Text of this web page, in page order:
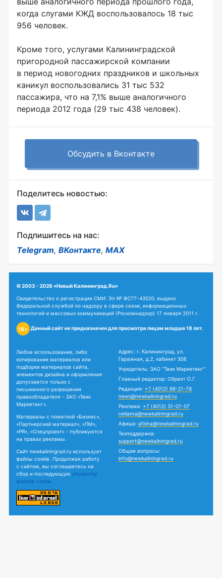
когда слугами КЖД воспользовалось 18 тыс
956 человек.
Кроме того, услугами Калининградской
пригородной пассажирской компании
в период новогодних праздников и школьных
каникул воспользовались 31 тыс 532
пассажира, что на 7,1% выше аналогичного
периода 2012 года (29 тыс 438 человек).
Обсудить в Вконтакте
Поделитесь новостью:
Подпишитесь на нас:
Telegram, ВКонтакте, MAX
© 2003 - 2026 «Новый Калининград.Ru»
Свидетельство о регистрации СМИ: Эл № ФС77-43520, выдано
Федеральной службой по надзору в сфере связи, информационных
технологий и массовых коммуникаций (Роскомнадзор) 17 января 2011 г.
18+ Данный сайт не предназначен для просмотра лицам младше 18 лет.
Любое использование, либо
копирование материалов или
подборки материалов сайта,
элементов дизайна и оформления
допускается только с
письменного разрешения
правообладателя - ЗАО «Твик
Маркетинг».
Материалы с пометкой «Бизнес»,
«Партнерский материал», «ПМ»,
«PR», «Спецпроект» - публикуются
на правах рекламы.
Сайт newkaliningrad.ru использует
файлы cookie. Продолжая работу
с сайтом, вы соглашаетесь на
сбор и последующую обработку
файлов cookie.
Адрес: г. Калининград, ул.
Гаражная, д.2, кабинет 308
Учредитель: ЗАО "Твик Маркетинг"
Главный редактор: Обрехт О.Г.
Редакция: +7 (4012) 99-21-76
news@newkaliningrad.ru
Реклама: +7 (4012) 31-07-07
reklama@newkaliningrad.ru
Афиша: afisha@newkaliningrad.ru
Техподдержка:
support@newkaliningrad.ru
Общие вопросы:
info@newkaliningrad.ru